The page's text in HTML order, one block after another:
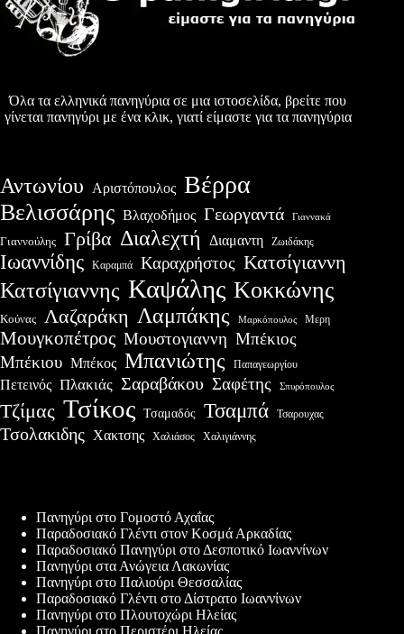
Όλα τα ελληνικά πανηγύρια σε μια ιστοσελίδα, βρείτε που
γίνεται πανηγύρι με ένα κλικ, γιατί είμαστε για τα πανηγύρια
Αντωνίου Αριστόπουλος Βέρρα
Βελισσάρης Βλαχοδήμος Γεωργαντά Γιαννακά
Γιαννούλης Γρίβα Διαλεχτή Διαμαντη Ζωιδάκης
Ιωαννίδης Καραμπά Καραχρήστος Κατσίγιαννη
Κατσίγιαννης Καψάλης Κοκκώνης
Κούνας Λαζαράκη Λαμπάκης Μαρκόπουλος Μερη
Μουγκοπέτρος Μουστογιαννη Μπέκιος
Μπέκιου Μπέκος Μπανιώτης Παπαγεωργίου
Πετεινός Πλακιάς Σαραβάκου Σαφέτης Σπυρόπουλος
Τζίμας Τσίκος Τσαμαδός Τσαμπά Τσαρουχας
Τσολακιδης Χακτσης Χαλιάσος Χαλιγιάννης
Πανηγύρι στο Γομοστό Αχαΐας
Παραδοσιακό Γλέντι στον Κοσμά Αρκαδίας
Παραδοσιακό Πανηγύρι στο Δεσποτικό Ιωαννίνων
Πανηγύρι στα Ανώγεια Λακωνίας
Πανηγύρι στο Παλιούρι Θεσσαλίας
Παραδοσιακό Γλέντι στο Δίστρατο Ιωαννίνων
Πανηγύρι στο Πλουτοχώρι Ηλείας